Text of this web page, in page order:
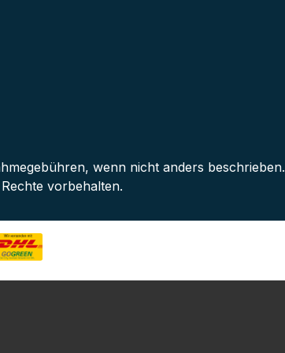
wenn nicht anders beschrieben.
vorbehalten.